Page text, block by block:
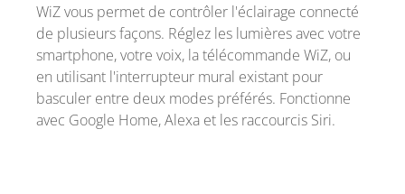
WiZ vous permet de contrôler l'éclairage connecté
de plusieurs façons. Réglez les lumières avec votre
smartphone, votre voix, la télécommande WiZ, ou
en utilisant l'interrupteur mural existant pour
basculer entre deux modes préférés. Fonctionne
avec Google Home, Alexa et les raccourcis Siri.